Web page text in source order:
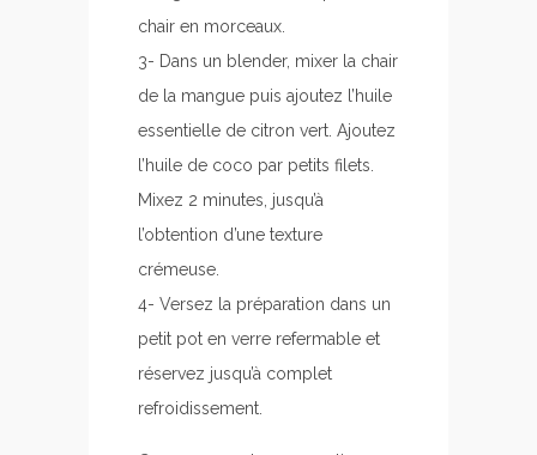
chair en morceaux.
3- Dans un blender, mixer la chair
de la mangue puis ajoutez l’huile
essentielle de citron vert. Ajoutez
l’huile de coco par petits filets.
Mixez 2 minutes, jusqu’à
l’obtention d’une texture
crémeuse.
4- Versez la préparation dans un
petit pot en verre refermable et
réservez jusqu’à complet
refroidissement.